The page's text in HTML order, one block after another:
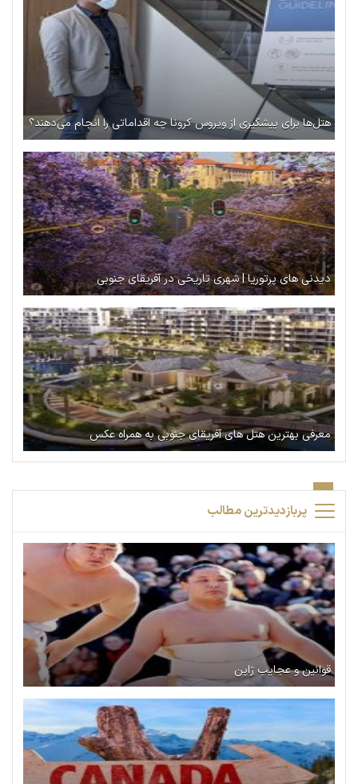
هتل‌ها برای پیشگیری از ویروس کرونا چه اقداماتی را انجام می‌دهند؟
دیدنی های پرتوریا | شهری تاریخی در آفریقای جنوبی
معرفی بهترین هتل های آفریقای جنوبی به همراه عکس
پربازدیدترین مطالب
قوانین و عجایب ژاپن